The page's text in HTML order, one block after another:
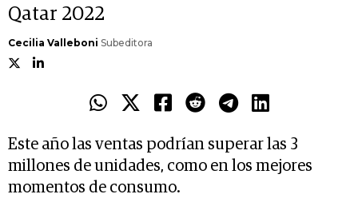
Qatar 2022
Cecilia Valleboni Subeditora
Este año las ventas podrían superar las 3
millones de unidades, como en los mejores
momentos de consumo.